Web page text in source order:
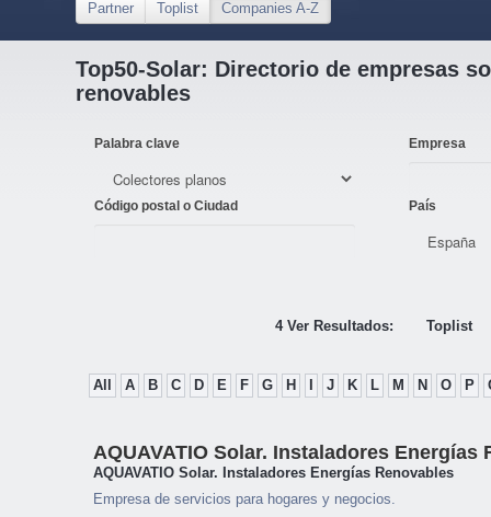
Partner Toplist Companies A-Z
Top50-Solar: Directorio de empresas
renovables
Palabra clave Empresa
Código postal o Ciudad País
4 Ver Resultados: Toplist
All A B C D E F G H J K L M N O P
AQUAVATIO Solar. Instaladores Energías
AQUAVATIO Solar. Instaladores Energías Renovables
Empresa de servicios para hogares y negocios.